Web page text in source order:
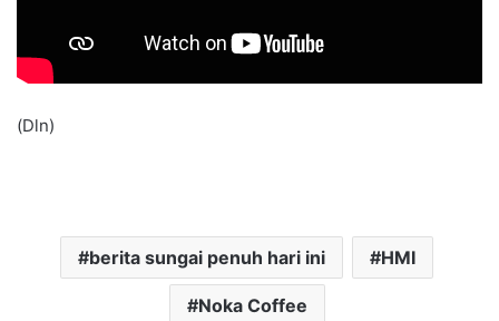
(Dln)
berita sungai penuh hari ini HMI
Noka Coffee